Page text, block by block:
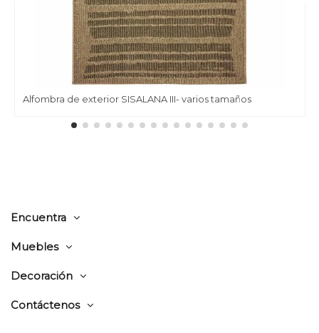
Alfombra de exterior SISALANA III- varios tamaños
Encuentra
Muebles
Decoración
Contáctenos